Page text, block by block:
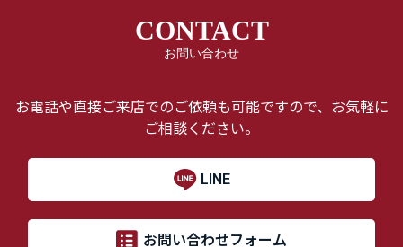
CONTACT
お問い合わせ
お電話や直接ご来店でのご依頼も可能ですので、お気軽に
ご相談ください。
LINE
お問い合わせフォーム